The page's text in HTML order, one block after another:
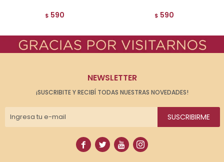
$ 590 $ 590
NEWSLETTER
¡SUSCRIBITE Y RECIBÍ TODAS NUESTRAS NOVEDADES!
SUSCRIBIRME
   